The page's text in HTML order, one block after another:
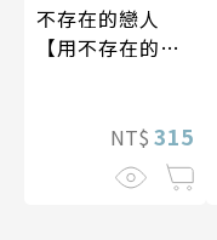
不存在的戀人
【用不存在的
NT$ 315